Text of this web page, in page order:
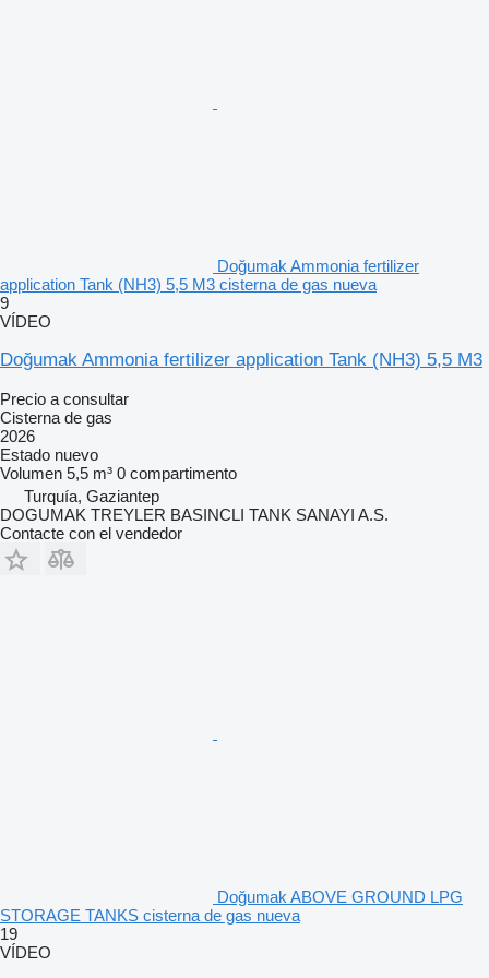
Doğumak Ammonia fertilizer
application Tank (NH3) 5,5 M3 cisterna de gas nueva
9
VÍDEO
Doğumak Ammonia fertilizer application Tank (NH3) 5,5 M3
Precio a consultar
Cisterna de gas
2026
Estado nuevo
Volumen 5,5 m³ 0 compartimento
Turquía, Gaziantep
DOGUMAK TREYLER BASINCLI TANK SANAYI A.S.
Contacte con el vendedor
Doğumak ABOVE GROUND LPG
STORAGE TANKS cisterna de gas nueva
19
VÍDEO